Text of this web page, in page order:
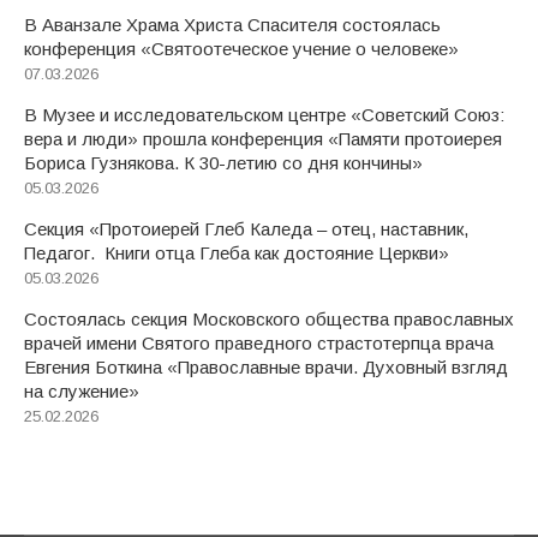
В Аванзале Храма Христа Спасителя состоялась
конференция «Святоотеческое учение о человеке»
07.03.2026
В Музее и исследовательском центре «Советский Союз:
вера и люди» прошла конференция «Памяти протоиерея
Бориса Гузнякова. К 30-летию со дня кончины»
05.03.2026
Секция «Протоиерей Глеб Каледа – отец, наставник,
Педагог. Книги отца Глеба как достояние Церкви»
05.03.2026
Состоялась секция Московского общества православных
врачей имени Святого праведного страстотерпца врача
Евгения Боткина «Православные врачи. Духовный взгляд
на служение»
25.02.2026